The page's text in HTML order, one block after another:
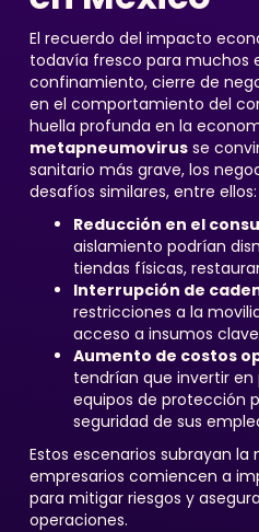
El recuerdo del impacto
todavía fresco para muchos
confinamiento, cierre de
en el comportamiento del
huella profunda en la
metapneumovirusse
sanitario más grave, los
desafíos similares, entre ellos:
Reducción en el
aislamiento podrían
tiendas físicas,
Interrupción de
restricciones a la
acceso a insumos
Aumento de costos
tendrían que invertir
equipos de protección
seguridad de sus
Estos escenarios subrayan la
empresarios comiencen a
para mitigar riesgos y
operaciones.